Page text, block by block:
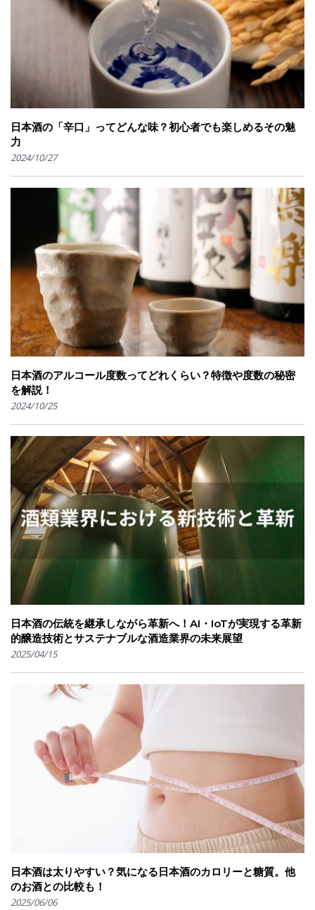
日本酒の「辛口」ってどんな味？初心者でも楽しめるその魅
力
2024/10/27
日本酒のアルコール度数ってどれくらい？特徴や度数の秘密
を解説！
2024/10/25
日本酒の伝統を継承しながら革新へ！AI・IoTが実現する革新
的醸造技術とサステナブルな酒造業界の未来展望
2025/04/15
日本酒は太りやすい？気になる日本酒のカロリーと糖質。他
のお酒との比較も！
2025/06/06